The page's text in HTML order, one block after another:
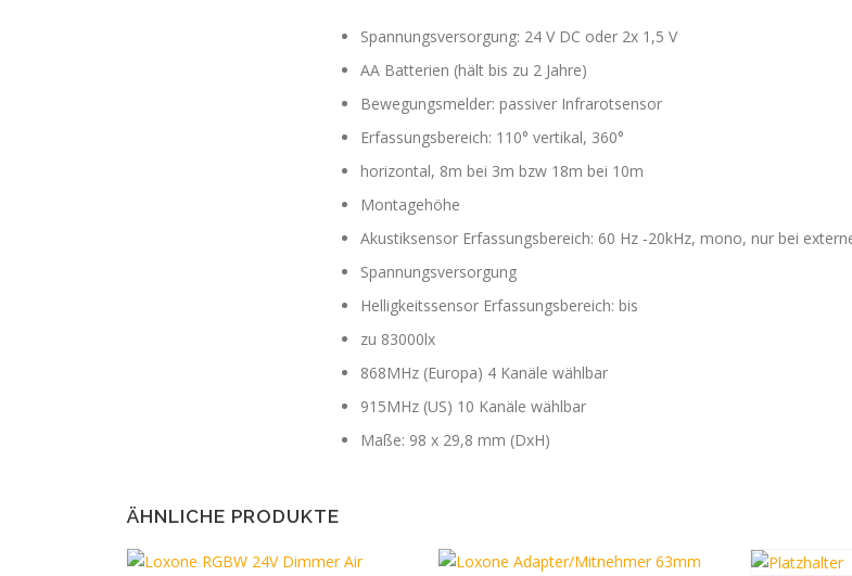
Spannungsversorgung: 24 V DC oder 2x 1,5 V
AA Batterien (hält bis zu 2 Jahre)
Bewegungsmelder: passiver Infrarotsensor
Erfassungsbereich: 110° vertikal, 360°
horizontal, 8m bei 3m bzw 18m bei 10m
Montagehöhe
Akustiksensor Erfassungsbereich: 60 Hz ‑20kHz, mono, nur bei
Spannungsversorgung
Helligkeitssensor Erfassungsbereich: bis
zu 83000lx
868MHz (Europa) 4 Kanäle wählbar
915MHz (US) 10 Kanäle wählbar
Maße: 98 x 29,8 mm (DxH)
ÄHNLICHE PRODUKTE